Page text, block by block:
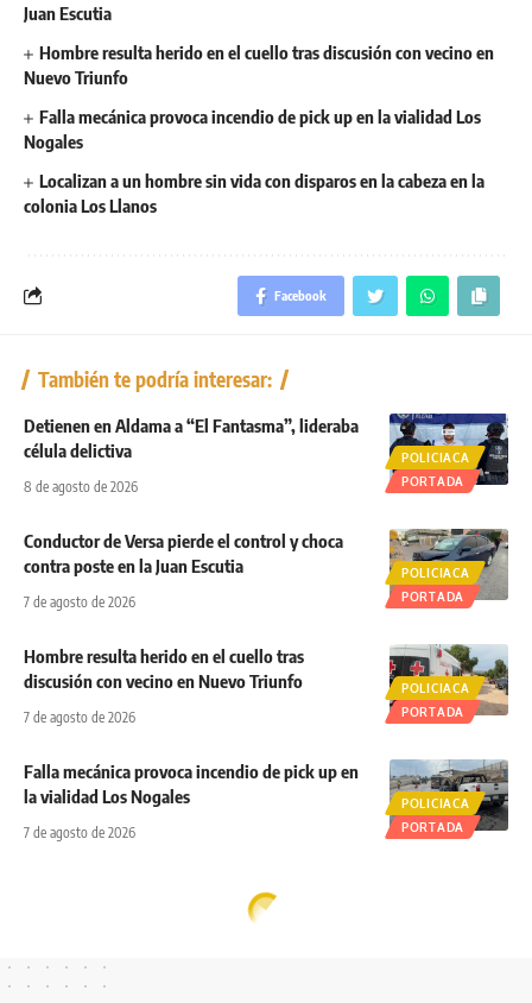
Juan Escutia
Hombre resulta herido en el cuello tras discusión con vecino en
Nuevo Triunfo
Falla mecánica provoca incendio de pick up en la vialidad Los
Nogales
Localizan a un hombre sin vida con disparos en la cabeza en la
colonia Los Llanos
Facebook
También te podría interesar:
POLICIACA
PORTADA
Detienen en Aldama a “El Fantasma”, lideraba
célula delictiva
8 de agosto de 2026
POLICIACA
PORTADA
Conductor de Versa pierde el control y choca
contra poste en la Juan Escutia
7 de agosto de 2026
POLICIACA
PORTADA
Hombre resulta herido en el cuello tras
discusión con vecino en Nuevo Triunfo
7 de agosto de 2026
POLICIACA
PORTADA
Falla mecánica provoca incendio de pick up en
la vialidad Los Nogales
7 de agosto de 2026